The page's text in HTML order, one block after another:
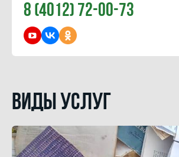
8 (4012) 72-00-73
Виды услуг